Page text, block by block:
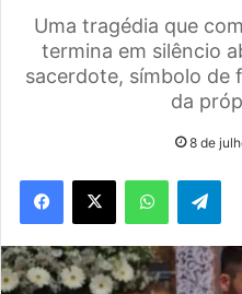
Uma tragédia que
termina em silêncio
sacerdote, símbolo de
da
8 de
WhatsApp